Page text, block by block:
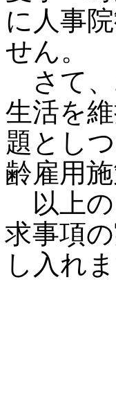
に人事
せん。
さて、
生活を
題とし
齢雇用
以上の
求事項
し入れま